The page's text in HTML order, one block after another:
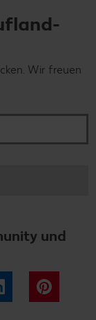
Wir freuen
und
LinkedIn